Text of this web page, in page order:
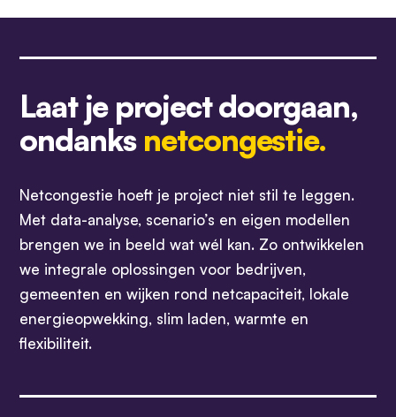
Laat je project doorgaan,
ondanks netcongestie.
Netcongestie hoeft je project niet stil te leggen.
Met data-analyse, scenario’s en eigen modellen
brengen we in beeld wat wél kan. Zo ontwikkelen
we integrale oplossingen voor bedrijven,
gemeenten en wijken rond netcapaciteit, lokale
energieopwekking, slim laden, warmte en
flexibiliteit.